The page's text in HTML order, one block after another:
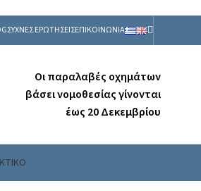
ΣΥΧΝΕΣ ΕΡΩΤΗΣΕΙΣΕΠΙΚΟΙΝΩΝΙΑ
Οι παραλαβές οχημάτων
βάσει νομοθεσίας γίνονται
έως 20 Δεκεμβρίου